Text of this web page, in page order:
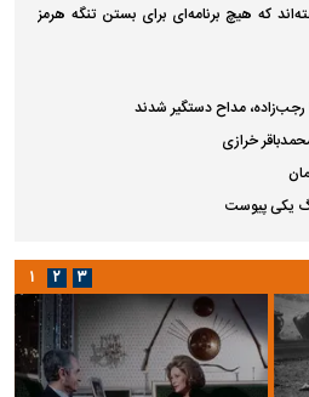
که هیچ برنامه‌ای برای بستن تنگه هرمز
مداح دستگیر شدند
خرازی
یکی پیوست
۱ ۲ ۳